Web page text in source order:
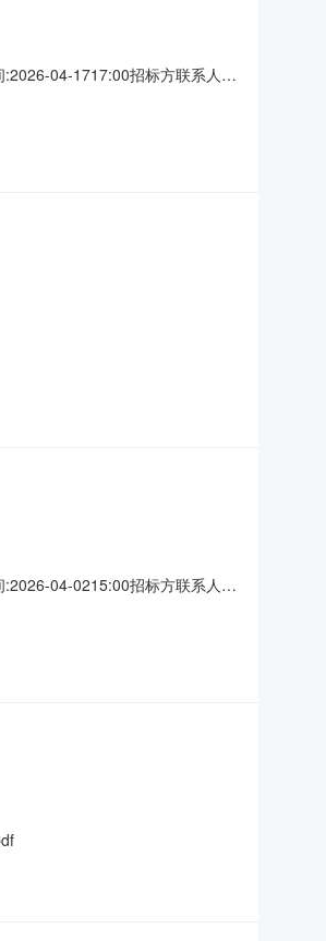
04-1717:00招标方联系人:
04-0215:00招标方联系人: